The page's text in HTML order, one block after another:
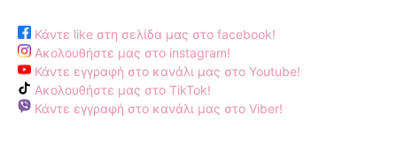
Κάντε like στη σελίδα μας στο facebook!
Ακολουθήστε μας στο instagram!
Κάντε εγγραφή στο κανάλι μας στο Youtube!
Ακολουθήστε μας στο TikTok!
Κάντε εγγραφή στο κανάλι μας στο Viber!